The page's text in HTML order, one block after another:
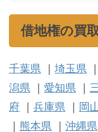
借地権の買
千葉県 ｜ 埼玉県 ｜
潟県 ｜ 愛知県 ｜
府 ｜ 兵庫県 ｜ 岡
｜ 熊本県 ｜ 沖縄県